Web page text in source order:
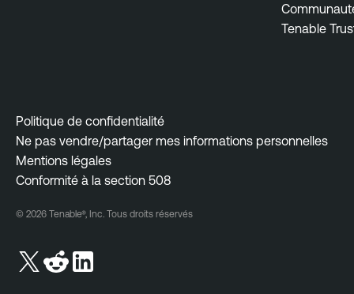
Tenable
Politique de confidentialité
Ne pas vendre/partager mes informations personnelles
Mentions légales
Conformité à la section 508
© 2026 Tenable®, Inc. Tous droits réservés